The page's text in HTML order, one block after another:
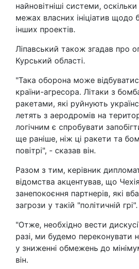
найновітніші системи,
межах власних ініціатив щодо
інших проектів.
Ліпавський також згадав про
Курський області.
"Така оборона може
країни-агресора. Літаки з
ракетами, які руйнують
летять з аеродромів на
логічним є спробувати
ще раніше, ніж ці ракети та
повітрі", - сказав він.
Разом з тим, керівник
відомства акцентував, що
занепокоєння партнерів, які
загрози у такій "політичній грі".
"Отже, необхідно вести
разі, ми будемо переконувати
у зниженні обмежень до
він.